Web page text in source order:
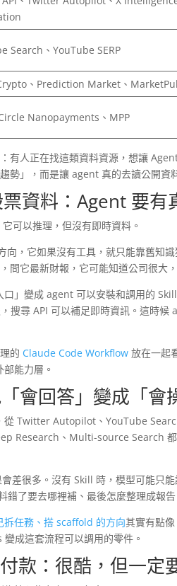
Search、YouTube SERP
、Prediction Market、
Nanopayments、MPP
有人正在找這類資料資源，想讓
勢」，而是讓 agent 真的去讀公開資
資料：Agent 要有
可以推理，但沒有即時資料。
向，它如果沒有工具，就只能靠舊知
問它最新財報，它可能知道公司很大
口」變成 agent 可以安裝和調用的
搜尋 API 可以補足即時資訊。這時
的 Claude Code Workflow 放在一起
能力層。
會回答」變成「會
從 Twitter Autopilot、YouTube
Research、Multi-source Search
差很多。沒有 Skill 時，模型可能只
錯了要去哪裡補、最後怎麼整理成報告
任務、搭 scaffold 的方向其實有點
成這套流程可以調用的零件。
款：很酷，但一定